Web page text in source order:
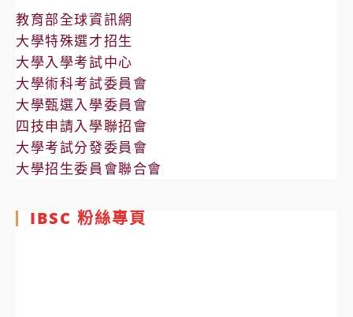
教育部全球資訊網
大學特殊選才招生
大學入學考試中心
大學術科考試委員會
大學甄選入學委員會
四技申請入學聯招會
大學考試分發委員會
大學招生委員會聯合會
IBSC 粉絲專頁